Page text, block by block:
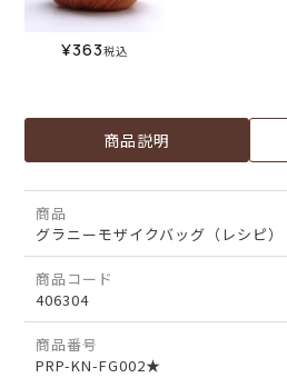
¥363税込
商品説明
商品
グラニーモザイクバッグ（レシピ）
商品コード
406304
商品番号
PRP-KN-FG002★